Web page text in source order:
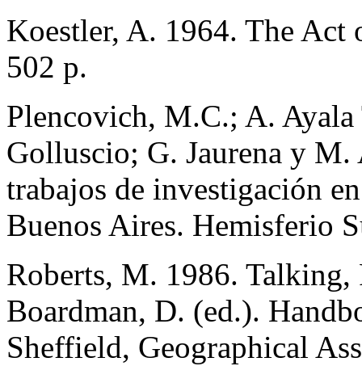
Koestler, A. 1964. The
502 p.
Plencovich, M.C.; A.
Golluscio; G. Jaurena y
trabajos de investigación
Buenos Aires. Hemisferio
Roberts, M. 1986.
Boardman, D. (ed.).
Sheffield, Geographical